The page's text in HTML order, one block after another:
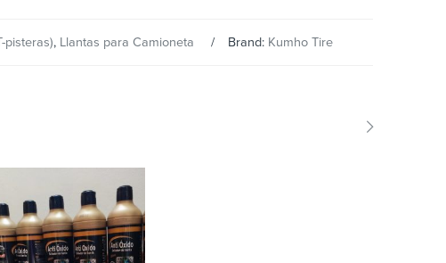
pisteras), Llantas para Camioneta Brand: Kumho Tire